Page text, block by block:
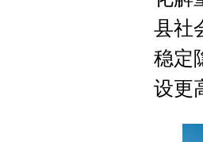
县社
稳定
设更